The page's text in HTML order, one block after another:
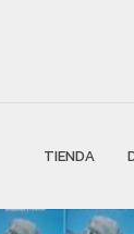
TIENDA